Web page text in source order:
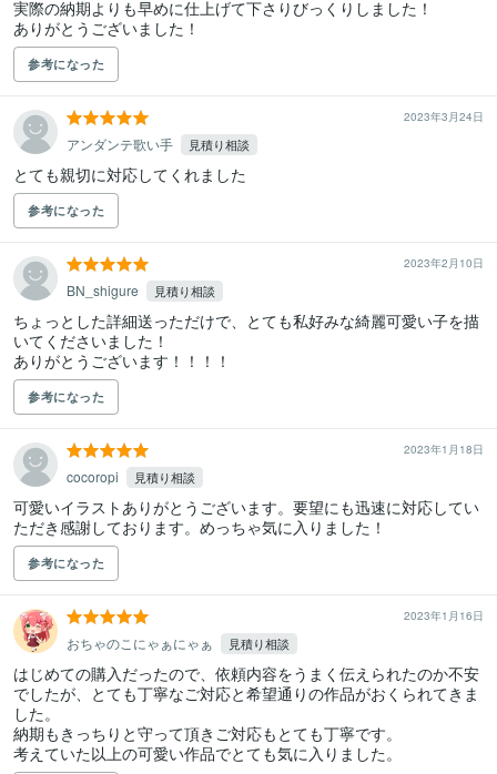
実際の納期よりも早めに仕上げて下さりびっくりしました！
ありがとうございました！
参考になった
2023年3月24日
アンダンテ歌い手 見積り相談
とても親切に対応してくれました
参考になった
2023年2月10日
BN_shigure 見積り相談
ちょっとした詳細送っただけで、とても私好みな綺麗可愛い子を描
いてくださいました！
ありがとうございます！！！！
参考になった
2023年1月18日
cocoropi 見積り相談
可愛いイラストありがとうございます。要望にも迅速に対応してい
ただき感謝しております。めっちゃ気に入りました！
参考になった
2023年1月16日
おちゃのこにゃぁにゃぁ 見積り相談
はじめての購入だったので、依頼内容をうまく伝えられたのか不安
でしたが、とても丁寧なご対応と希望通りの作品がおくられてきま
した。
納期もきっちりと守って頂きご対応もとても丁寧です。